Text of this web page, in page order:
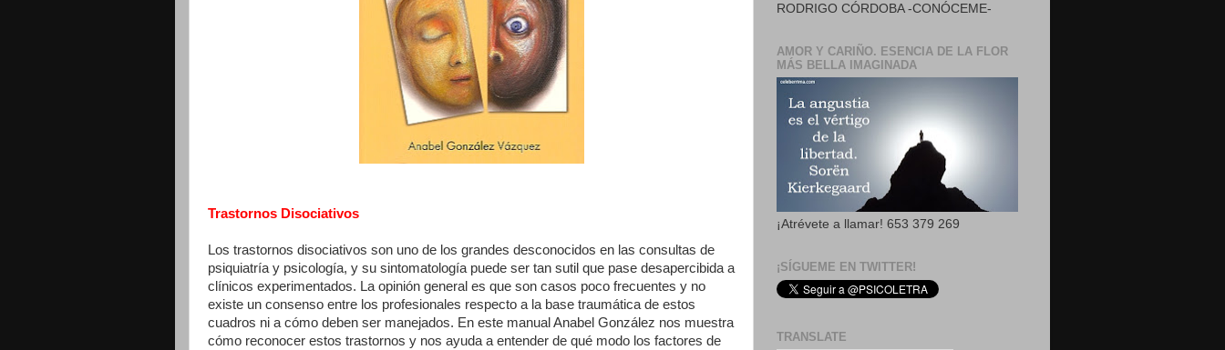
Trastornos Disociativos
Los trastornos disociativos son uno de los grandes desconocidos en las consultas de
psiquiatría y psicología, y su sintomatología puede ser tan sutil que pase desapercibida a
clínicos experimentados. La opinión general es que son casos poco frecuentes y no
existe un consenso entre los profesionales respecto a la base traumática de estos
cuadros ni a cómo deben ser manejados. En este manual Anabel González nos muestra
cómo reconocer estos trastornos y nos ayuda a entender de qué modo los factores de
RODRIGO CÓRDOBA -CONÓCEME-
AMOR Y CARIÑO. ESENCIA DE LA FLOR
MÁS BELLA IMAGINADA
¡Atrévete a llamar! 653 379 269
¡SÍGUEME EN TWITTER!
TRANSLATE